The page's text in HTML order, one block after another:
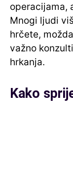
operacijama,
Mnogi ljudi
hrčete,
važno
hrkanja.
Kako